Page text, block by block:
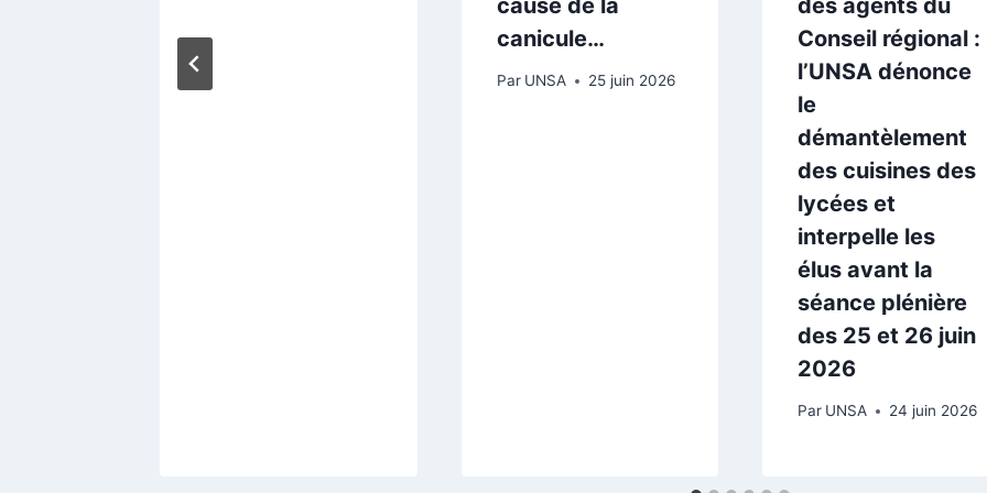
canicule…
Par UNSA 25 juin 2026
Conseil régional :
l’UNSA dénonce
le
démantèlement
des cuisines des
lycées et
interpelle les
élus avant la
séance plénière
des 25 et 26 juin
2026
Par UNSA 24 juin 2026